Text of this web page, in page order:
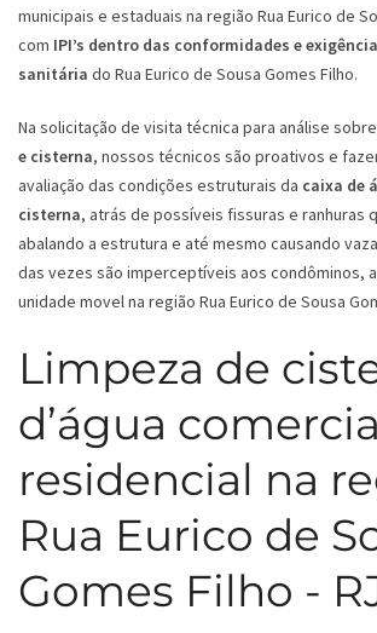
municipais e estaduais na região Rua Eurico de
com IPI’s dentro das conformidades e
sanitária do Rua Eurico de Sousa Gomes Filho.
Na solicitação de visita técnica para análise
e cisterna, nossos técnicos são proativos e
avaliação das condições estruturais da caixa de
cisterna, atrás de possíveis fissuras e ranhuras
abalando a estrutura e até mesmo causando
das vezes são imperceptíveis aos condôminos,
unidade movel na região Rua Eurico de Sousa
Limpeza de
d’água
residencial na
Rua Eurico de
Gomes Filho -